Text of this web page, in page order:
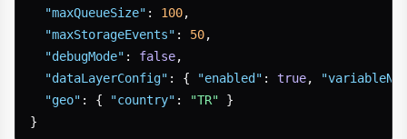
"maxQueueSize" : 100,
"maxStorageEvents" : 50,
"debugMode" : false,
"dataLayerConfig" : { "enabled" : true,
"geo" : { "country" : "TR"
}
}